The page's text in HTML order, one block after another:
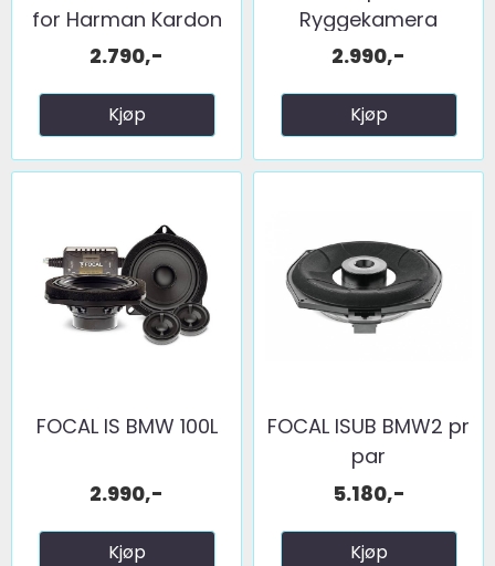
for Harman Kardon
2.790,-
Kjøp
Ryggekamera
(håndtak) (CVBS) ...
2.990,-
Kjøp
FOCAL IS BMW 100L
2.990,-
Kjøp
FOCAL ISUB BMW2 pr
par
5.180,-
Kjøp